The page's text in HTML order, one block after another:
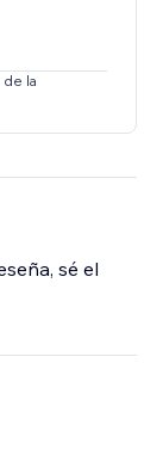
de la
sé el